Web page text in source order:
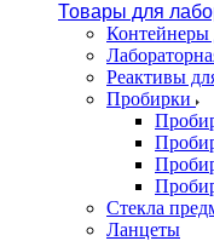
Товары для
Контейнеры
Реактивы
Пробирки
Стекла
Ланцеты